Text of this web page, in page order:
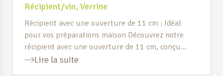
Récipient/vin, Verrine
Récipient avec une ouverture de 11 cm : Idéal
pour vos préparations maison Découvrez notre
récipient avec une ouverture de 11 cm, conçu
pour faciliter vos préparations culinaires. Grâce à
Lire la suite